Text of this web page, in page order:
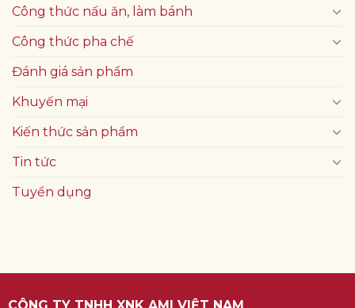
Công thức nấu ăn, làm bánh
Công thức pha chế
Đánh giá sản phẩm
Khuyến mại
Kiến thức sản phẩm
Tin tức
Tuyển dụng